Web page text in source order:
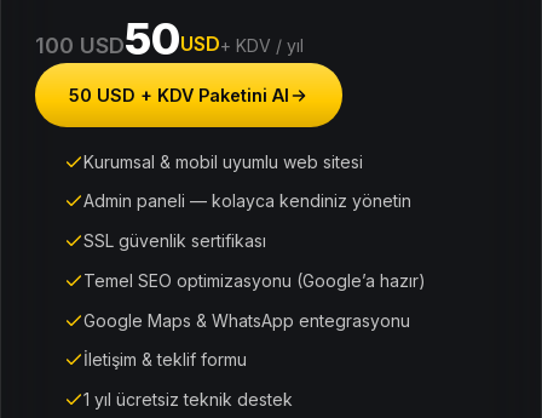
100 USD50USD+ KDV / yıl
50 USD + KDV Paketini Al
Kurumsal & mobil uyumlu web sitesi
Admin paneli — kolayca kendiniz yönetin
SSL güvenlik sertifikası
Temel SEO optimizasyonu (Google’a hazır)
Google Maps & WhatsApp entegrasyonu
İletişim & teklif formu
1 yıl ücretsiz teknik destek